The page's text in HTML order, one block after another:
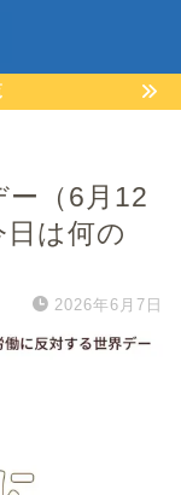
ー（6月12
は何の
2026年6月7日